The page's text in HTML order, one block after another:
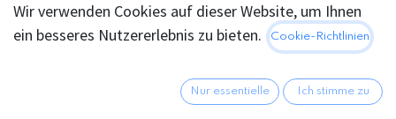
Wir verwenden Cookies auf dieser Website, um Ihnen
ein besseres Nutzererlebnis zu bieten.
Cookie-Richtlinien
Nur essentielle Ich stimme zu